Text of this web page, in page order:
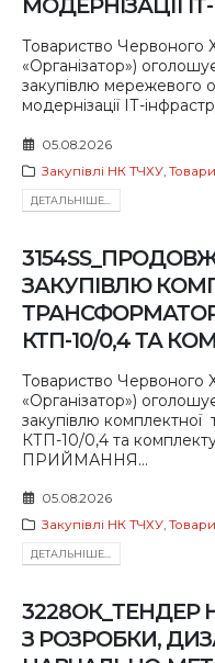
МОДЕРНІЗАЦІЇ
Товариство Червоного
«Організатор»)
закупівлю мережевого
модернізації ІТ-
05.08.2026
Закупівлі НК ТЧХУ,
ДЕТАЛЬНIШЕ...
ЗАКУПІВЛЮ
КТП-10/0,4 ТА
Товариство Червоного
«Організатор»)
закупівлю комплектної
КТП-10/0,4 та
ПРИЙМАННЯ...
05.08.2026
Закупівлі НК ТЧХУ,
ДЕТАЛЬНIШЕ...
3228ОК_ТЕНДЕР
З РОЗРОБКИ,